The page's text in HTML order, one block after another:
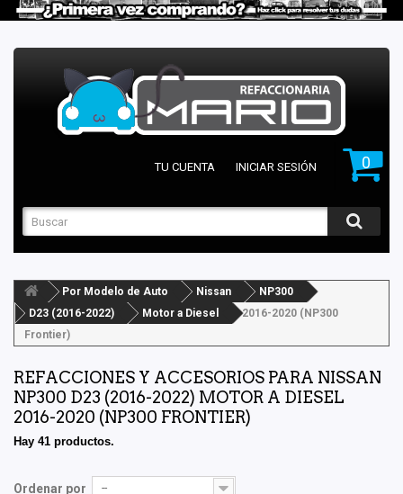
0
TU CUENTA INICIAR SESIÓN
Por Modelo de Auto Nissan
NP300
D23 (2016-2022)
Motor a Diesel
2016-2020 (NP300
Frontier)
REFACCIONES Y ACCESORIOS PARA NISSAN
NP300 D23 (2016-2022) MOTOR A DIESEL
2016-2020 (NP300 FRONTIER)
Hay 41 productos.
Ordenar por --